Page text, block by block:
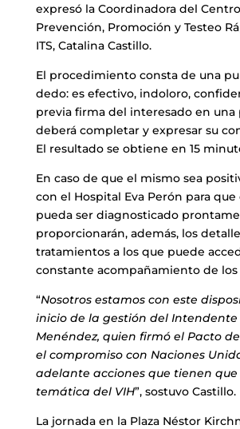
expresó la Coordinadora del
Prevención, Promoción y Testeo
ITS, Catalina Castillo.
El procedimiento consta de una
dedo: es efectivo, indoloro,
previa firma del interesado en una
deberá completar y expresar su
El resultado se obtiene en 15
En caso de que el mismo sea
con el Hospital Eva Perón para
pueda ser diagnosticado
proporcionarán, además, los
tratamientos a los que puede
constante acompañamiento de los
“Nosotros estamos con este
inicio de la gestión del Intendente
Menéndez, quien firmó el Pacto
el compromiso con Naciones
adelante acciones que tienen que
temática del VIH”, sostuvo Castillo.
La jornada en la Plaza Néstor